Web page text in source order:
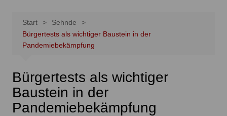
Start
Sehnde
Bürgertests als wichtiger Baustein in der
Pandemiebekämpfung
Bürgertests als wichtiger
Baustein in der
Pandemiebekämpfung